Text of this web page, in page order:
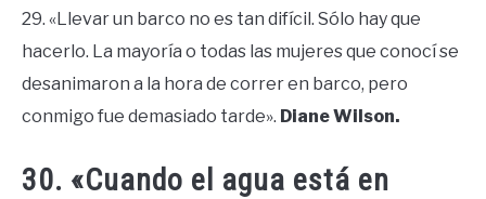
29. «Llevar un barco no es tan difícil. Sólo hay que
hacerlo. La mayoría o todas las mujeres que conocí se
desanimaron a la hora de correr en barco, pero
conmigo fue demasiado tarde». Diane Wilson.
30. «Cuando el agua está en